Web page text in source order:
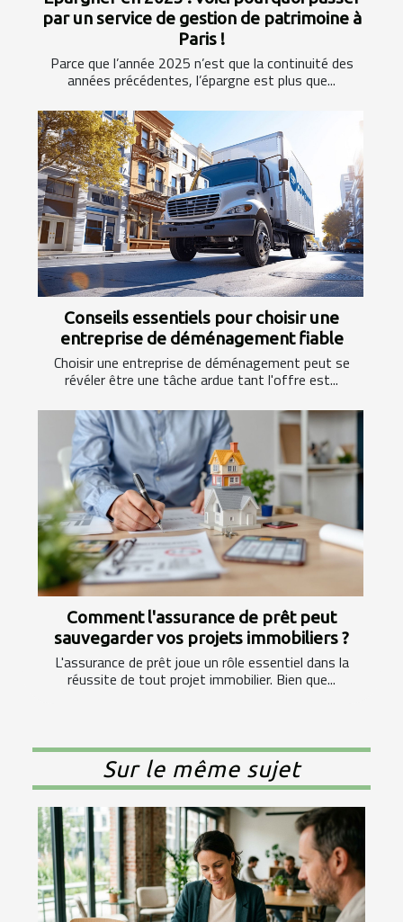
par un service de gestion de patrimoine à
Paris !
Parce que l’année 2025 n’est que la continuité des
années précédentes, l’épargne est plus que...
Conseils essentiels pour choisir une
entreprise de déménagement fiable
Choisir une entreprise de déménagement peut se
révéler être une tâche ardue tant l'offre est...
Comment l'assurance de prêt peut
sauvegarder vos projets immobiliers ?
L'assurance de prêt joue un rôle essentiel dans la
réussite de tout projet immobilier. Bien que...
Sur le même sujet